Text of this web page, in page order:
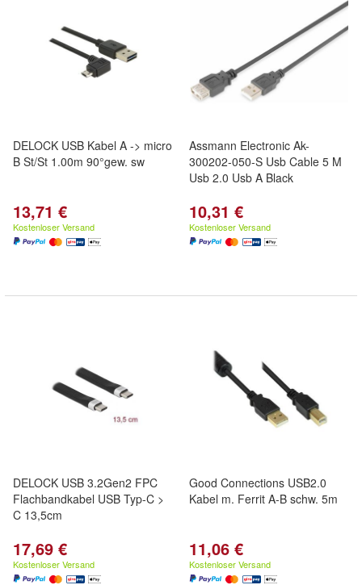
DELOCK USB Kabel A -> micro
B St/St 1.00m 90°gew. sw
13,71 €
Kostenloser Versand
Assmann Electronic Ak-
300202-050-S Usb Cable 5 M
Usb 2.0 Usb A Black
10,31 €
Kostenloser Versand
DELOCK USB 3.2Gen2 FPC
Flachbandkabel USB Typ-C >
C 13,5cm
17,69 €
Kostenloser Versand
Good Connections USB2.0
Kabel m. Ferrit A-B schw. 5m
11,06 €
Kostenloser Versand